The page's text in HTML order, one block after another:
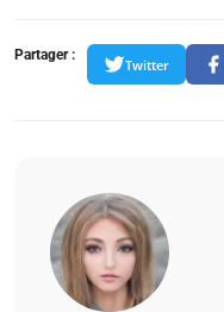
Partager :
Twitter